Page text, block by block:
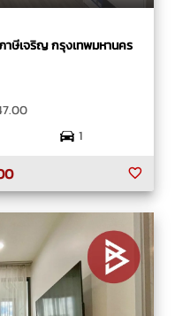
ษีเจริญ กรุงเทพมหานคร
1